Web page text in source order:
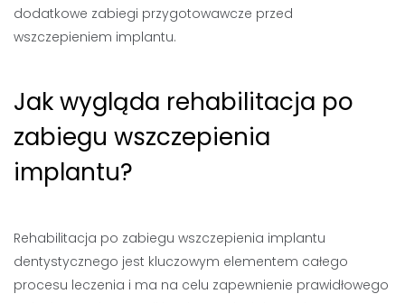
dodatkowe zabiegi przygotowawcze przed
wszczepieniem implantu.
Jak wygląda rehabilitacja po
zabiegu wszczepienia
implantu?
Rehabilitacja po zabiegu wszczepienia implantu
dentystycznego jest kluczowym elementem całego
procesu leczenia i ma na celu zapewnienie prawidłowego